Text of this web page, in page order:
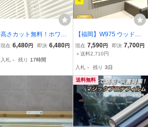
高さカット無料！ホワイ
トブラインド 横幅186×高
イプ）カーテンレール取
現在 6,480円 即決 6,480円
入札 - 残り 17時間
【福岡】W975 ウッドブ
ラインド ブラインド◆ T
OSO◆ TM-3402◆ 壁面
60 D50 モデルR展示設置
品◆cr3088_Yt
現在 7,590円 即決 7,700円
＋送料2,710円
入札 - 残り 3日
送料無料